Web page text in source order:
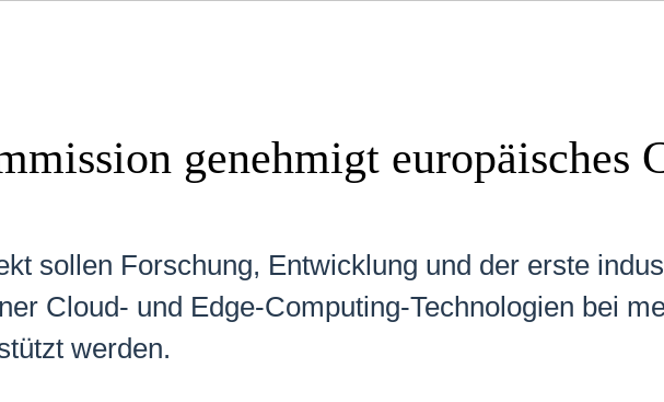
genehmigt europäisches
sollen Forschung, Entwicklung und der erste
Cloud- und Edge-Computing-Technologien bei
werden.